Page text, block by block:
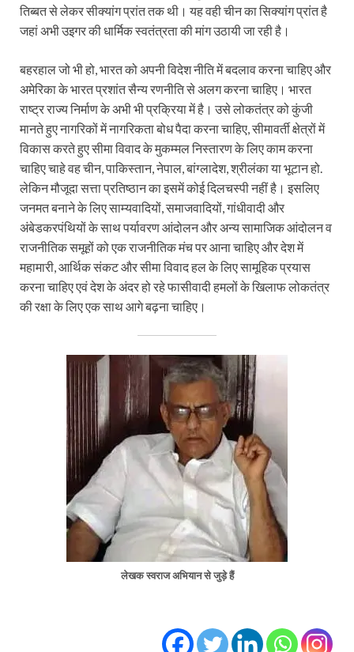
तिब्बत से लेकर सीक्यांग प्रांत तक थी। यह वही चीन का सिक्यांग प्रांत है
जहां अभी उइगर की धार्मिक स्वतंत्रता की मांग उठायी जा रही है।
बहरहाल जो भी हो, भारत को अपनी विदेश नीति में बदलाव करना चाहिए और
अमेरिका के भारत प्रशांत सैन्य रणनीति से अलग करना चाहिए। भारत
राष्ट्र राज्य निर्माण के अभी भी प्रक्रिया में है। उसे लोकतंत्र को कुंजी
मानते हुए नागरिकों में नागरिकता बोध पैदा करना चाहिए, सीमावर्ती क्षेत्रों में
विकास करते हुए सीमा विवाद के मुकम्मल निस्तारण के लिए काम करना
चाहिए चाहे वह चीन, पाकिस्तान, नेपाल, बांग्लादेश, श्रीलंका या भूटान हो.
लेकिन मौजूदा सत्ता प्रतिष्ठान का इसमें कोई दिलचस्पी नहीं है। इसलिए
जनमत बनाने के लिए साम्यवादियों, समाजवादियों, गांधीवादी और
अंबेडकरपंथियों के साथ पर्यावरण आंदोलन और अन्य सामाजिक आंदोलन व
राजनीतिक समूहों को एक राजनीतिक मंच पर आना चाहिए और देश में
महामारी, आर्थिक संकट और सीमा विवाद हल के लिए सामूहिक प्रयास
करना चाहिए एवं देश के अंदर हो रहे फासीवादी हमलों के खिलाफ लोकतंत्र
की रक्षा के लिए एक साथ आगे बढ़ना चाहिए।
लेखक स्वराज अभियान से जुड़े हैं